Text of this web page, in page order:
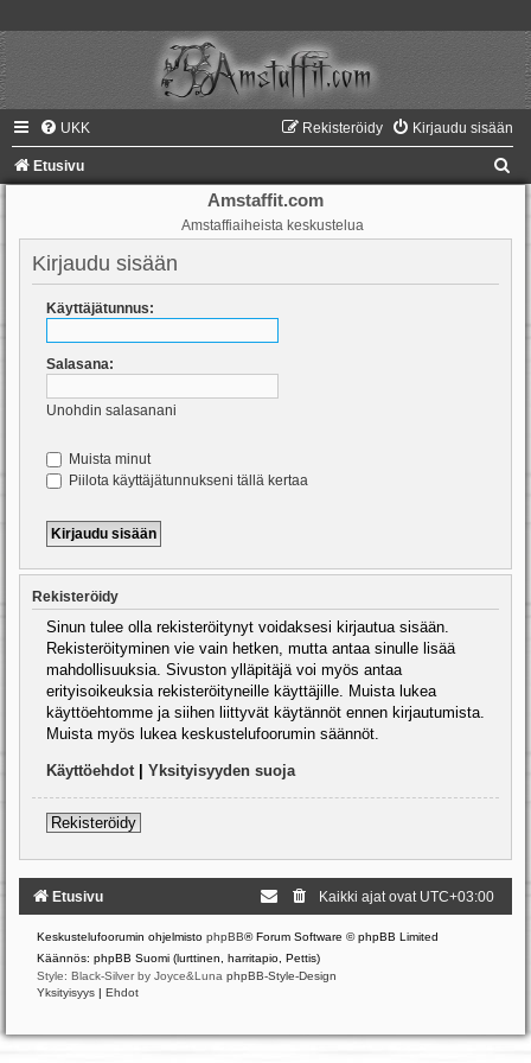
UKK Kirjaudu sisään
Rekisteröidy
Etusivu
Amstaffit.com
Amstaffiaiheista keskustelua
Kirjaudu sisään
Käyttäjätunnus:
Salasana:
Unohdin salasanani
Muista minut
Piilota käyttäjätunnukseni tällä kertaa
Rekisteröidy
Sinun tulee olla rekisteröitynyt voidaksesi kirjautua sisään.
Rekisteröityminen vie vain hetken, mutta antaa sinulle lisää
mahdollisuuksia. Sivuston ylläpitäjä voi myös antaa
erityisoikeuksia rekisteröityneille käyttäjille. Muista lukea
käyttöehtomme ja siihen liittyvät käytännöt ennen kirjautumista.
Muista myös lukea keskustelufoorumin säännöt.
Käyttöehdot Yksityisyyden suoja
Rekisteröidy
Etusivu Kaikki ajat ovat UTC+03:00
Keskustelufoorumin ohjelmisto phpBB® Forum Software © phpBB Limited
Käännös: phpBB Suomi (lurttinen, harritapio, Pettis)
Style: Black-Silver by Joyce&Luna phpBB-Style-Design
Yksityisyys | Ehdot